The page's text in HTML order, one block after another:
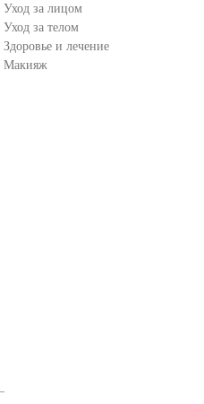
Уход за лицом
Уход за телом
Здоровье и лечение
Макияж